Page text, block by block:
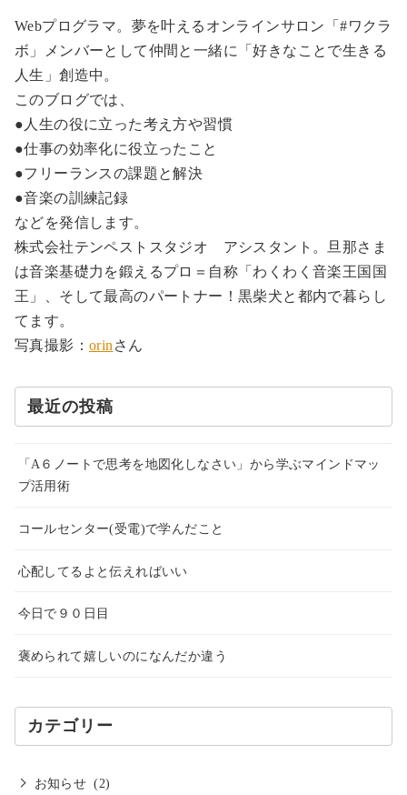
Webプログラマ。夢を叶えるオンラインサロン「#ワクラ
ボ」メンバーとして仲間と一緒に「好きなことで生きる
人生」創造中。
このブログでは、
●人生の役に立った考え方や習慣
●仕事の効率化に役立ったこと
●フリーランスの課題と解決
●音楽の訓練記録
などを発信します。
株式会社テンペストスタジオ アシスタント。旦那さま
は音楽基礎力を鍛えるプロ＝自称「わくわく音楽王国国
王」、そして最高のパートナー！黒柴犬と都内で暮らし
てます。
写真撮影： orin さん
最近の投稿
「A６ノートで思考を地図化しなさい」から学ぶマインドマッ
プ活用術
コールセンター(受電)で学んだこと
心配してるよと伝えればいい
今日で９０日目
褒められて嬉しいのになんだか違う
カテゴリー
お知らせ (2)